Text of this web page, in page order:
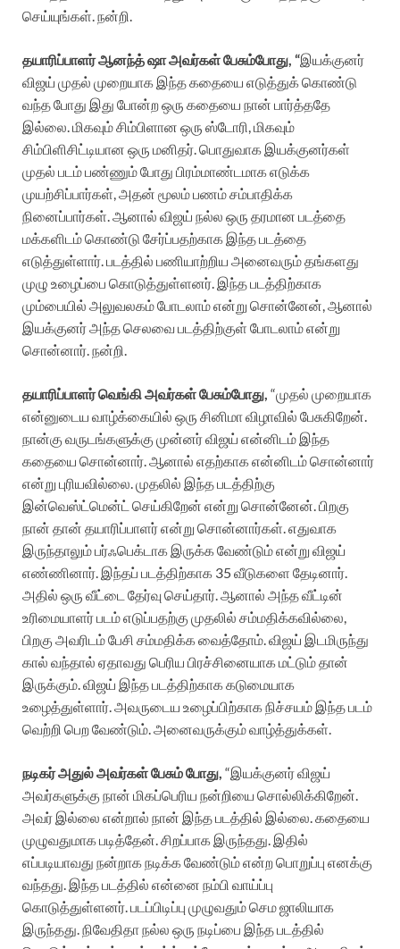
செய்யுங்கள். நன்றி.
தயாரிப்பாளர் ஆனந்த் ஷா அவர்கள் பேசும்போது, “இயக்குனர்
விஜய் முதல் முறையாக இந்த கதையை எடுத்துக் கொண்டு
வந்த போது இது போன்ற ஒரு கதையை நான் பார்த்ததே
இல்லை. மிகவும் சிம்பிளான ஒரு ஸ்டோரி, மிகவும்
சிம்பிளிசிட்டியான ஒரு மனிதர். பொதுவாக இயக்குனர்கள்
முதல் படம் பண்ணும் போது பிரம்மாண்டமாக எடுக்க
முயற்சிப்பார்கள், அதன் மூலம் பணம் சம்பாதிக்க
நினைப்பார்கள். ஆனால் விஜய் நல்ல ஒரு தரமான படத்தை
மக்களிடம் கொண்டு சேர்ப்பதற்காக இந்த படத்தை
எடுத்துள்ளார். படத்தில் பணியாற்றிய அனைவரும் தங்களது
முழு உழைப்பை கொடுத்துள்ளனர். இந்த படத்திற்காக
மும்பையில் அலுவலகம் போடலாம் என்று சொன்னேன், ஆனால்
இயக்குனர் அந்த செலவை படத்திற்குள் போடலாம் என்று
சொன்னார். நன்றி.
தயாரிப்பாளர் வெங்கி அவர்கள் பேசும்போது, “முதல் முறையாக
என்னுடைய வாழ்க்கையில் ஒரு சினிமா விழாவில் பேசுகிறேன்.
நான்கு வருடங்களுக்கு முன்னர் விஜய் என்னிடம் இந்த
கதையை சொன்னார். ஆனால் எதற்காக என்னிடம் சொன்னார்
என்று புரியவில்லை. முதலில் இந்த படத்திற்கு
இன்வெஸ்ட்மென்ட் செய்கிறேன் என்று சொன்னேன். பிறகு
நான் தான் தயாரிப்பாளர் என்று சொன்னார்கள். எதுவாக
இருந்தாலும் பர்ஃபெக்டாக இருக்க வேண்டும் என்று விஜய்
எண்ணினார். இந்தப் படத்திற்காக 35 வீடுகளை தேடினார்.
அதில் ஒரு வீட்டை தேர்வு செய்தார். ஆனால் அந்த வீட்டின்
உரிமையாளர் படம் எடுப்பதற்கு முதலில் சம்மதிக்கவில்லை,
பிறகு அவரிடம் பேசி சம்மதிக்க வைத்தோம். விஜய் இடமிருந்து
கால் வந்தால் ஏதாவது பெரிய பிரச்சினையாக மட்டும் தான்
இருக்கும். விஜய் இந்த படத்திற்காக கடுமையாக
உழைத்துள்ளார். அவருடைய உழைப்பிற்காக நிச்சயம் இந்த படம்
வெற்றி பெற வேண்டும். அனைவருக்கும் வாழ்த்துக்கள்.
நடிகர் அதுல் அவர்கள் பேசும் போது, “இயக்குனர் விஜய்
அவர்களுக்கு நான் மிகப்பெரிய நன்றியை சொல்லிக்கிறேன்.
அவர் இல்லை என்றால் நான் இந்த படத்தில் இல்லை. கதையை
முழுவதுமாக படித்தேன். சிறப்பாக இருந்தது. இதில்
எப்படியாவது நன்றாக நடிக்க வேண்டும் என்ற பொறுப்பு எனக்கு
வந்தது. இந்த படத்தில் என்னை நம்பி வாய்ப்பு
கொடுத்துள்ளனர். படப்பிடிப்பு முழுவதும் செம ஜாலியாக
இருந்தது. நிவேதிதா நல்ல ஒரு நடிப்பை இந்த படத்தில்